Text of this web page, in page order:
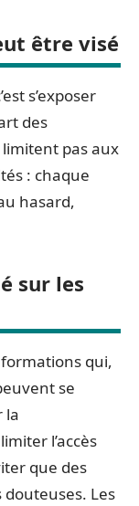
être visé
s’exposer
des
pas aux
: chaque
hasard,
sur les
qui,
se
la
l’accès
que des
douteuses. Les